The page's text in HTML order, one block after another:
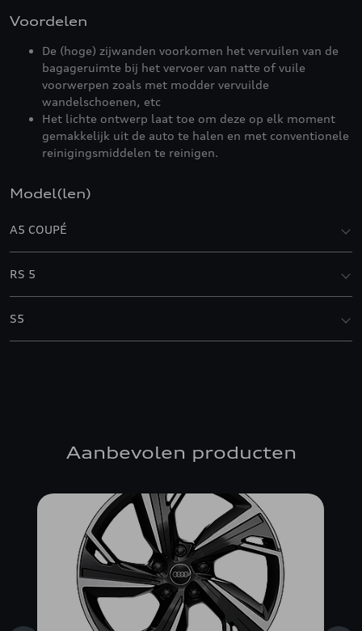
Voordelen
De (hoge) zijwanden voorkomen het vervuilen van de
bagageruimte bij het vervoer van natte of vuile
voorwerpen zoals met modder vervuilde
wandelschoenen, etc
Het lichte ontwerp laat toe om deze op elk moment
gemakkelijk uit de auto te halen en met conventionele
reinigingsmiddelen te reinigen.
Model(len)
A5 COUPÉ
RS 5
S5
Aanbevolen producten